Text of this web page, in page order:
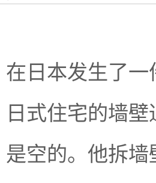
在日本发生了
日式住宅的墙
是空的。他拆